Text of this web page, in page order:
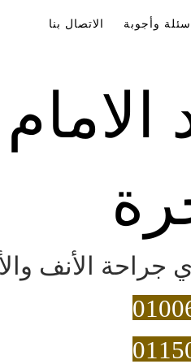
أسئلة وأجوبة الاتصال بنا
جراحة الأنف